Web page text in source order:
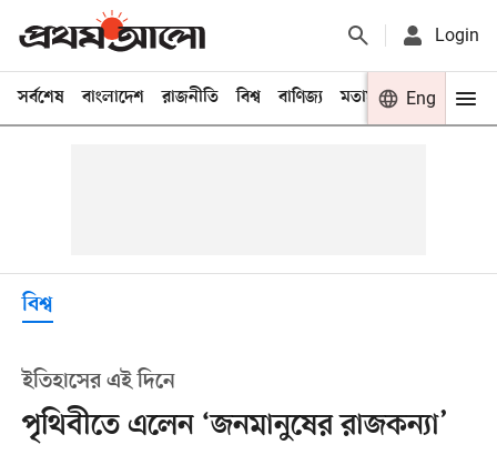
Login
সর্বশেষ বাংলাদেশ রাজনীতি বিশ্ব বাণিজ্য মতামত খেলা
Eng
বিশ্ব
ইতিহাসের এই দিনে
পৃথিবীতে এলেন ‘জনমানুষের রাজকন্যা’